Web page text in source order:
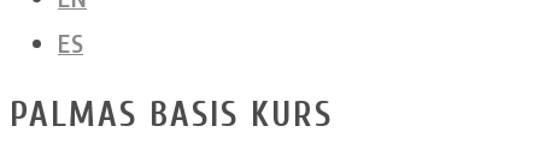
ES
PALMAS BASIS KURS